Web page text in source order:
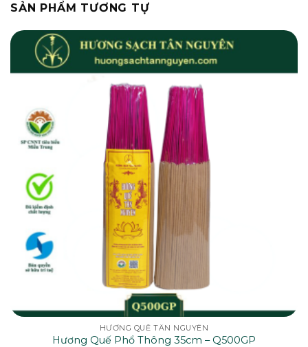
SẢN PHẨM TƯƠNG TỰ
HƯƠNG QUẾ TÂN NGUYÊN
Hương Quế Phổ Thông 35cm – Q500GP